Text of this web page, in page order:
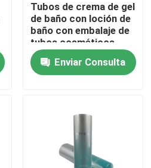
Tubos de crema de gel
de baño con loción de
baño con embalaje de
tubos cosméticos
ecológicos
personalizados con
tapa de tapa
Enviar Consulta